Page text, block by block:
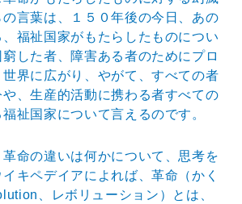
言葉は 、１５０年後の今日、あの
福祉国家が もたらしたものについ
した者、障害ある者のためにプロ
界に広がり、やがて
、すべての者
、生産的活動に携わる者すべての
祉国家について言えるのです 。
命の違いは何かについて、思考を
キペデイアによれば、革命（かく
、レボリューション）とは、